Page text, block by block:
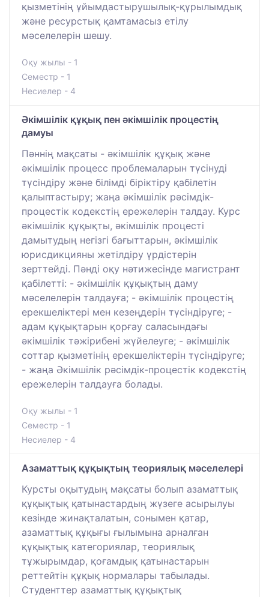
қызметінің ұйымдастырушылық-құрылымдық
және ресурстық қамтамасыз етілу
мәселелерін шешу.
Оқу жылы - 1
Семестр - 1
Несиелер - 4
Әкімшілік құқық пен әкімшілік процестің
дамуы
Пәннің мақсаты - әкімшілік құқық және
әкімшілік процесс проблемаларын түсінуді
түсіндіру және білімді біріктіру қабілетін
қалыптастыру; жаңа әкімшілік рәсімдік-
процестік кодекстің ережелерін талдау. Курс
әкімшілік құқықты, әкімшілік процесті
дамытудың негізгі бағыттарын, әкімшілік
юрисдикцияны жетілдіру үрдістерін
зерттейді. Пәнді оқу нәтижесінде магистрант
қабілетті: - әкімшілік құқықтың даму
мәселелерін талдауға; - әкімшілік процестің
ерекшеліктері мен кезеңдерін түсіндіруге; -
адам құқықтарын қорғау саласындағы
әкімшілік тәжірибені жүйелеуге; - әкімшілік
соттар қызметінің ерекшеліктерін түсіндіруге;
- жаңа Әкімшілік рәсімдік-процестік кодекстің
ережелерін талдауға болады.
Оқу жылы - 1
Семестр - 1
Несиелер - 4
Азаматтық құқықтың теориялық мәселелері
Курсты оқытудың мақсаты болып азаматтық
құқықтық қатынастардың жүзеге асырылуы
кезінде жинақталатын, сонымен қатар,
азаматтық құқығы ғылымына арналған
құқықтық категориялар, теориялық
тұжырымдар, қоғамдық қатынастарын
реттейтін құқық нормалары табылады.
Студенттер азаматтық құқықтық